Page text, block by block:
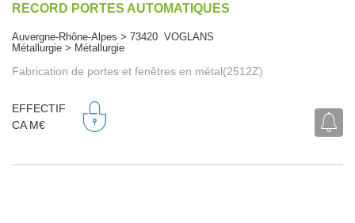
RECORD PORTES AUTOMATIQUES
Auvergne-Rhône-Alpes > 73420 VOGLANS
Métallurgie > Métallurgie
Fabrication de portes et fenêtres en métal(2512Z)
EFFECTIF
CA M€